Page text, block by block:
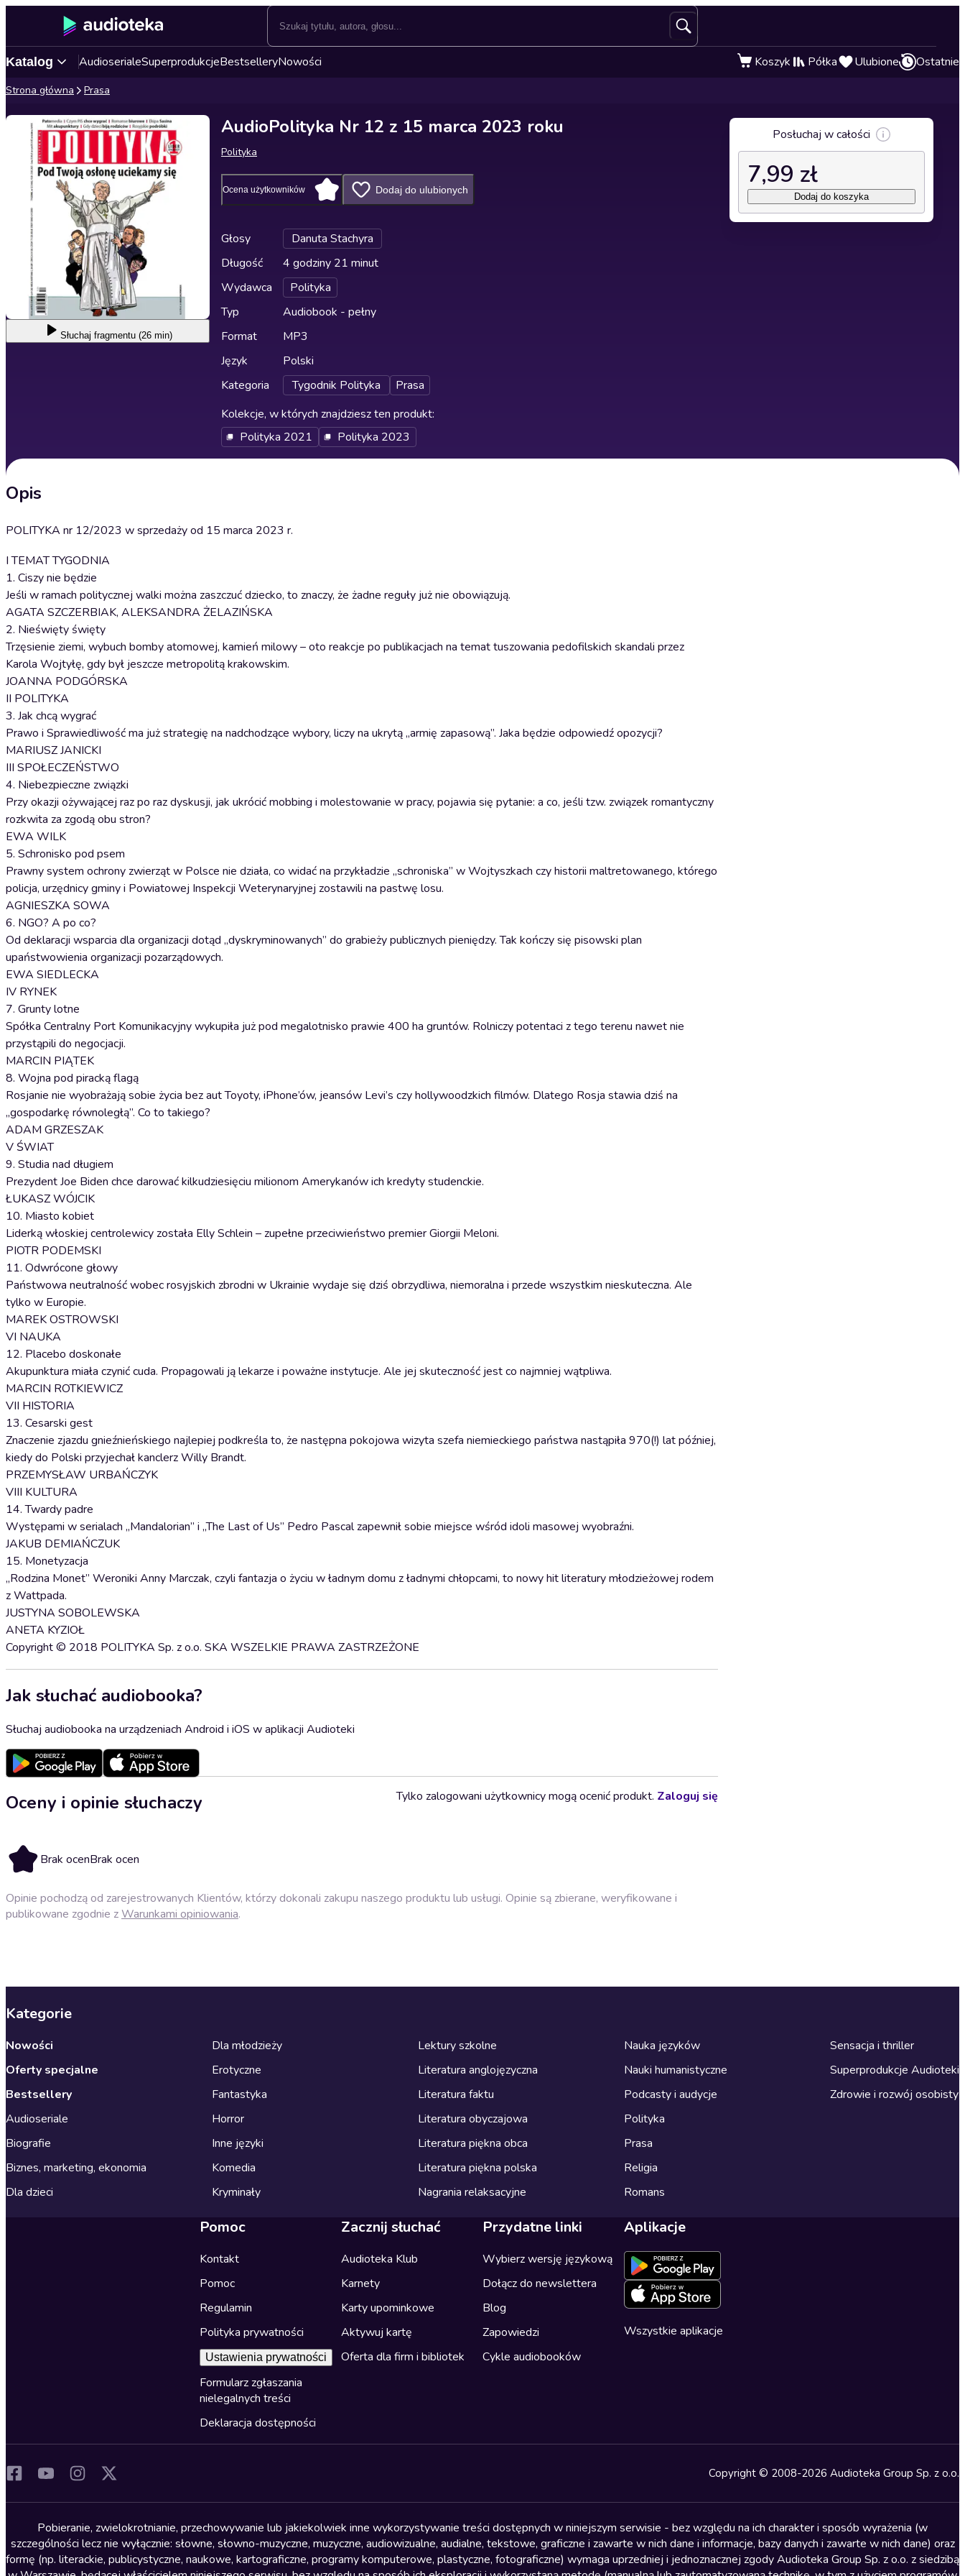
Katalog AudioserialeSuperprodukcjeBestselleryNowości Koszyk Półka Ulubione Ostatnie
Strona główna Prasa
Słuchaj fragmentu (26 min)
AudioPolityka Nr 12 z 15 marca 2023 roku
Polityka
Ocena użytkowników Dodaj do ulubionych
Głosy
Danuta Stachyra
Długość
4 godziny 21 minut
Wydawca
Polityka
Typ
Audiobook - pełny
Format
MP3
Język
Polski
Kategoria
Tygodnik Polityka
Prasa
Kolekcje, w których znajdziesz ten produkt:
Polityka 2021
Polityka 2023
Opis
POLITYKA nr 12/2023 w sprzedaży od 15 marca 2023 r.
I TEMAT TYGODNIA
1. Ciszy nie będzie
Jeśli w ramach politycznej walki można zaszczuć dziecko, to znaczy, że żadne reguły już nie obowiązują.
AGATA SZCZERBIAK, ALEKSANDRA ŻELAZIŃSKA
2. Nieświęty święty
Trzęsienie ziemi, wybuch bomby atomowej, kamień milowy – oto reakcje po publikacjach na temat tuszowania pedofilskich skandali przez
Karola Wojtyłę, gdy był jeszcze metropolitą krakowskim.
JOANNA PODGÓRSKA
II POLITYKA
3. Jak chcą wygrać
Prawo i Sprawiedliwość ma już strategię na nadchodzące wybory, liczy na ukrytą „armię zapasową”. Jaka będzie odpowiedź opozycji?
MARIUSZ JANICKI
III SPOŁECZEŃSTWO
4. Niebezpieczne związki
Przy okazji ożywającej raz po raz dyskusji, jak ukrócić mobbing i molestowanie w pracy, pojawia się pytanie: a co, jeśli tzw. związek romantyczny
rozkwita za zgodą obu stron?
EWA WILK
5. Schronisko pod psem
Prawny system ochrony zwierząt w Polsce nie działa, co widać na przykładzie „schroniska” w Wojtyszkach czy historii maltretowanego, którego
policja, urzędnicy gminy i Powiatowej Inspekcji Weterynaryjnej zostawili na pastwę losu.
AGNIESZKA SOWA
6. NGO? A po co?
Od deklaracji wsparcia dla organizacji dotąd „dyskryminowanych” do grabieży publicznych pieniędzy. Tak kończy się pisowski plan
upaństwowienia organizacji pozarządowych.
EWA SIEDLECKA
IV RYNEK
7. Grunty lotne
Spółka Centralny Port Komunikacyjny wykupiła już pod megalotnisko prawie 400 ha gruntów. Rolniczy potentaci z tego terenu nawet nie
przystąpili do negocjacji.
MARCIN PIĄTEK
8. Wojna pod piracką flagą
Rosjanie nie wyobrażają sobie życia bez aut Toyoty, iPhone’ów, jeansów Levi’s czy hollywoodzkich filmów. Dlatego Rosja stawia dziś na
„gospodarkę równoległą”. Co to takiego?
ADAM GRZESZAK
V ŚWIAT
9. Studia nad długiem
Prezydent Joe Biden chce darować kilkudziesięciu milionom Amerykanów ich kredyty studenckie.
ŁUKASZ WÓJCIK
10. Miasto kobiet
Liderką włoskiej centrolewicy została Elly Schlein – zupełne przeciwieństwo premier Giorgii Meloni.
PIOTR PODEMSKI
11. Odwrócone głowy
Państwowa neutralność wobec rosyjskich zbrodni w Ukrainie wydaje się dziś obrzydliwa, niemoralna i przede wszystkim nieskuteczna. Ale
tylko w Europie.
MAREK OSTROWSKI
VI NAUKA
12. Placebo doskonałe
Akupunktura miała czynić cuda. Propagowali ją lekarze i poważne instytucje. Ale jej skuteczność jest co najmniej wątpliwa.
MARCIN ROTKIEWICZ
VII HISTORIA
13. Cesarski gest
Znaczenie zjazdu gnieźnieńskiego najlepiej podkreśla to, że następna pokojowa wizyta szefa niemieckiego państwa nastąpiła 970(!) lat później,
kiedy do Polski przyjechał kanclerz Willy Brandt.
PRZEMYSŁAW URBAŃCZYK
VIII KULTURA
14. Twardy padre
Występami w serialach „Mandalorian” i „The Last of Us” Pedro Pascal zapewnił sobie miejsce wśród idoli masowej wyobraźni.
JAKUB DEMIAŃCZUK
15. Monetyzacja
„Rodzina Monet” Weroniki Anny Marczak, czyli fantazja o życiu w ładnym domu z ładnymi chłopcami, to nowy hit literatury młodzieżowej rodem
z Wattpada.
JUSTYNA SOBOLEWSKA
ANETA KYZIOŁ
Copyright © 2018 POLITYKA Sp. z o.o. SKA WSZELKIE PRAWA ZASTRZEŻONE
Jak słuchać audiobooka?
Słuchaj audiobooka na urządzeniach Android i iOS w aplikacji Audioteki
Oceny i opinie słuchaczy
Brak ocenBrak ocen
Tylko zalogowani użytkownicy mogą ocenić produkt. Zaloguj się
Opinie pochodzą od zarejestrowanych Klientów, którzy dokonali zakupu naszego produktu lub usługi. Opinie są zbierane, weryfikowane i
publikowane zgodnie zWarunkami opiniowania.
Posłuchaj w całości
7,99 zł
Dodaj do koszyka
Kategorie
Nowości
Oferty specjalne
Bestsellery
Audioseriale
Biografie
Biznes, marketing, ekonomia
Dla dzieci
Dla młodzieży
Erotyczne
Fantastyka
Horror
Inne języki
Komedia
Kryminały
Lektury szkolne
Literatura anglojęzyczna
Literatura faktu
Literatura obyczajowa
Literatura piękna obca
Literatura piękna polska
Nagrania relaksacyjne
Nauka języków
Nauki humanistyczne
Podcasty i audycje
Polityka
Prasa
Religia
Romans
Sensacja i thriller
Superprodukcje Audioteki
Zdrowie i rozwój osobisty
Pomoc
Kontakt
Pomoc
Regulamin
Polityka prywatności
Ustawienia prywatności
Formularz zgłaszania
nielegalnych treści
Deklaracja dostępności
Zacznij słuchać
Audioteka Klub
Karnety
Karty upominkowe
Aktywuj kartę
Oferta dla firm i bibliotek
Przydatne linki
Wybierz wersję językową
Dołącz do newslettera
Blog
Zapowiedzi
Cykle audiobooków
Aplikacje
Wszystkie aplikacje
Copyright © 2008-2026 Audioteka Group Sp. z o.o.
Pobieranie, zwielokrotnianie, przechowywanie lub jakiekolwiek inne wykorzystywanie treści dostępnych w niniejszym serwisie - bez względu na ich charakter i sposób wyrażenia (w
szczególności lecz nie wyłącznie: słowne, słowno-muzyczne, muzyczne, audiowizualne, audialne, tekstowe, graficzne i zawarte w nich dane i informacje, bazy danych i zawarte w nich dane) oraz
formę (np. literackie, publicystyczne, naukowe, kartograficzne, programy komputerowe, plastyczne, fotograficzne) wymaga uprzedniej i jednoznacznej zgody Audioteka Group Sp. z o.o. z siedzibą